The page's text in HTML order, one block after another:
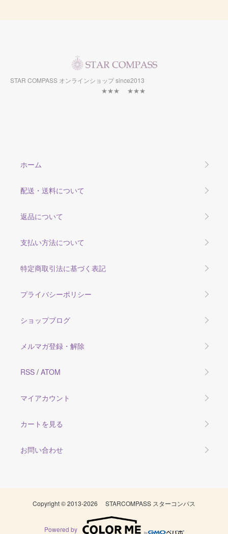
STAR COMPASS オンラインショップ since2013
★★★ ★★★
ホーム
配送・送料について
返品について
支払い方法について
特定商取引法に基づく表記
プライバシーポリシー
ショップブログ
メルマガ登録・解除
RSS / ATOM
マイアカウント
カートを見る
お問い合わせ
Copyright © 2013-2026 STARCOMPASS スターコンパス
Powered by